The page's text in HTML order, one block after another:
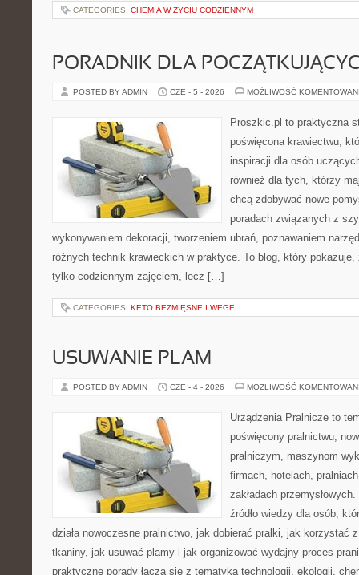
CATEGORIES: CHEMIA W ŻYCIU CODZIENNYM
PORADNIK DLA
POSTED BY ADMIN CZE - 5 - 2026 MOŻLIWOŚĆ
Proszkic.pl to praktyczna
poświęcona krawiectwu,
inspiracji dla osób
również dla tych, którzy
chcą zdobywać nowe
poradach związanych z
wykonywaniem dekoracji, tworzeniem ubrań, poznawaniem
różnych technik krawieckich w praktyce. To blog, który
tylko codziennym zajęciem, lecz […]
CATEGORIES: KETO BEZMIĘSNE I WEGE
USUWANIE PLAM
POSTED BY ADMIN CZE - 4 - 2026 MOŻLIWOŚĆ
Urządzenia Pralnicze to
poświęcony pralnictwu,
pralniczym, maszynom
firmach, hotelach,
zakładach
źródło wiedzy dla osób,
działa nowoczesne pralnictwo, jak dobierać pralki, jak korzystać
tkaniny, jak usuwać plamy i jak organizować wydajny proces
praktyczne porady łączą się z tematyką technologii, ekologii,